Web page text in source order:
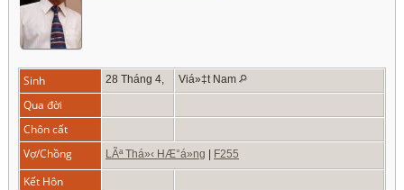
Sinh 28 Tháng 4, Viá»‡t Nam
Qua đời
Chôn cất
Vợ/Chồng
LÃª Thá»‹ HÆ°á»ng | F255
Kết Hôn